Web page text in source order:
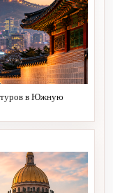
туров в Южную